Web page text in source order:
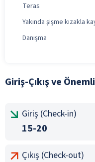
Teras
Yakında şişme kızakla
Danışma
Giriş-Çıkış ve
Giriş (Check-in)
15-20
Çıkış (Check-out)